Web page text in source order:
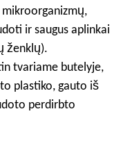
ir saugus aplinkai
ženklų).
tvariame butelyje,
plastiko, gauto iš
perdirbto